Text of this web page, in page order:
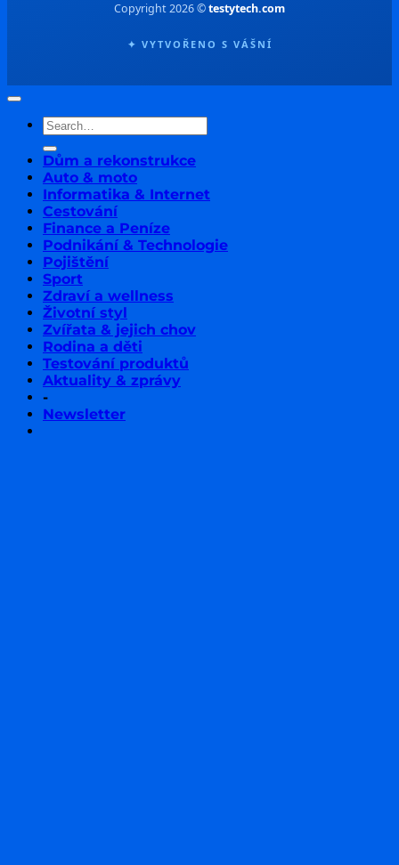
Copyright 2026 ©testytech.com
✦ VYTVOŘENO S VÁŠNÍ
Dům a rekonstrukce
Auto & moto
Informatika & Internet
Cestování
Finance a Peníze
Podnikání & Technologie
Pojištění
Sport
Zdraví a wellness
Životní styl
Zvířata & jejich chov
Rodina a děti
Testování produktů
Aktuality & zprávy
-
Newsletter